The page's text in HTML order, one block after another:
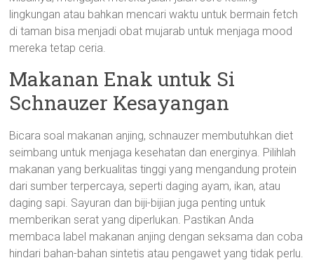
lingkungan atau bahkan mencari waktu untuk bermain fetch
di taman bisa menjadi obat mujarab untuk menjaga mood
mereka tetap ceria.
Makanan Enak untuk Si
Schnauzer Kesayangan
Bicara soal makanan anjing, schnauzer membutuhkan diet
seimbang untuk menjaga kesehatan dan energinya. Pilihlah
makanan yang berkualitas tinggi yang mengandung protein
dari sumber terpercaya, seperti daging ayam, ikan, atau
daging sapi. Sayuran dan biji-bijian juga penting untuk
memberikan serat yang diperlukan. Pastikan Anda
membaca label makanan anjing dengan seksama dan coba
hindari bahan-bahan sintetis atau pengawet yang tidak perlu.